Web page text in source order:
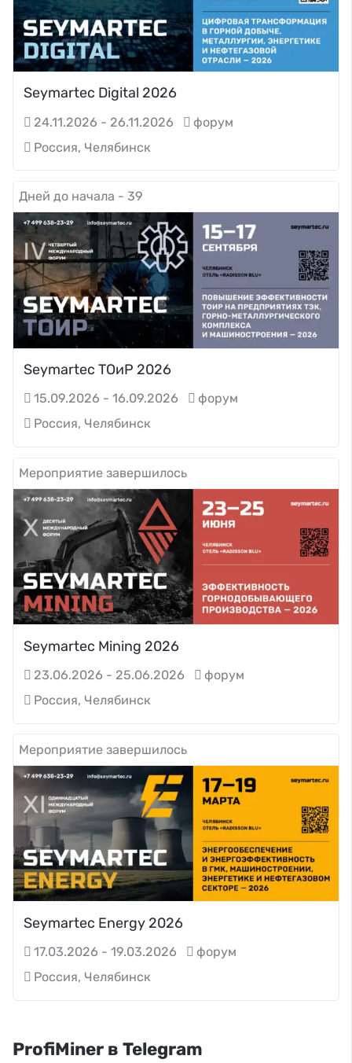
Seymartec Digital 2026
24.11.2026 - 26.11.2026
форум
Россия, Челябинск
Дней до начала - 39
Seymartec ТОиР 2026
15.09.2026 - 16.09.2026
форум
Россия, Челябинск
Мероприятие завершилось
Seymartec Mining 2026
23.06.2026 - 25.06.2026
форум
Россия, Челябинск
Мероприятие завершилось
Seymartec Energy 2026
17.03.2026 - 19.03.2026
форум
Россия, Челябинск
ProfiMiner в Telegram